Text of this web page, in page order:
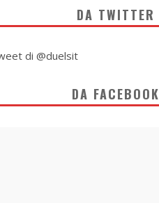
DA TWITTER
di @duelsit
DA FACEBOOK